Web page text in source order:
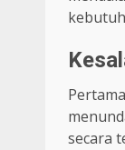
secara